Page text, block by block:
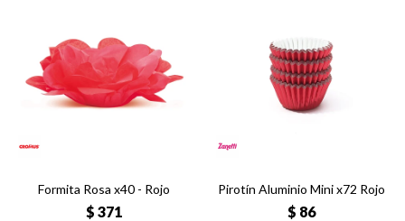
Formita Rosa x40 - Rojo
$ 371
Pirotín Aluminio Mini x72 Rojo
$ 86